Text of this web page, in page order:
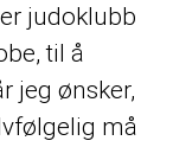
judoklubb
til å
jeg ønsker,
må